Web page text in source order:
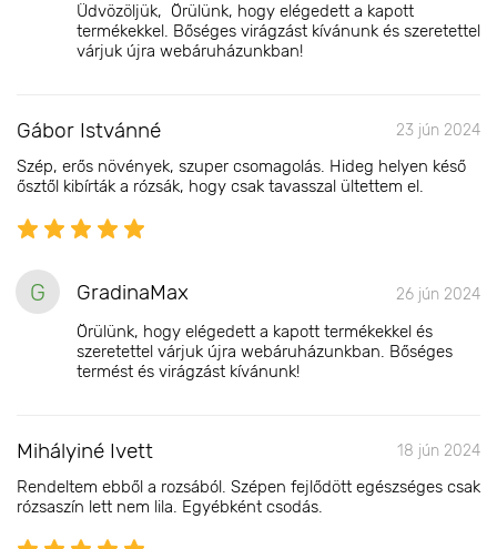
Üdvözöljük, Örülünk, hogy elégedett a kapott
termékekkel. Bőséges virágzást kívánunk és szeretettel
várjuk újra webáruházunkban!
Gábor Istvánné 23 jún 2024
Szép, erős növények, szuper csomagolás. Hideg helyen késő
ősztől kibírták a rózsák, hogy csak tavasszal ültettem el.
G GradinaMax 26 jún 2024
Örülünk, hogy elégedett a kapott termékekkel és
szeretettel várjuk újra webáruházunkban. Bőséges
termést és virágzást kívánunk!
Mihályiné Ivett 18 jún 2024
Rendeltem ebből a rozsából. Szépen fejlődött egészséges csak
rózsaszín lett nem lila. Egyébként csodás.